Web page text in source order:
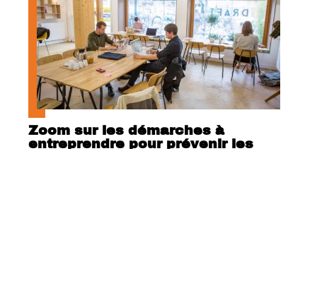
Zoom sur les démarches à
entreprendre pour prévenir les